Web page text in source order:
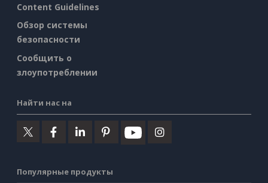
Content Guidelines
Обзор системы
безопасности
Сообщить о
злоупотреблении
Найти нас на
Популярные продукты